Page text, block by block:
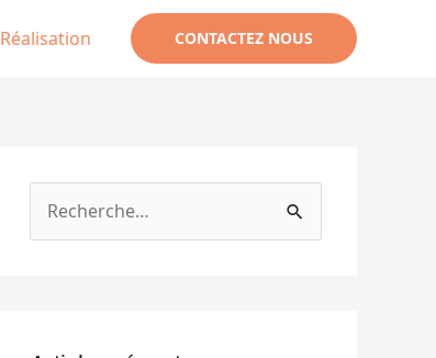
Réalisation CONTACTEZ NOUS